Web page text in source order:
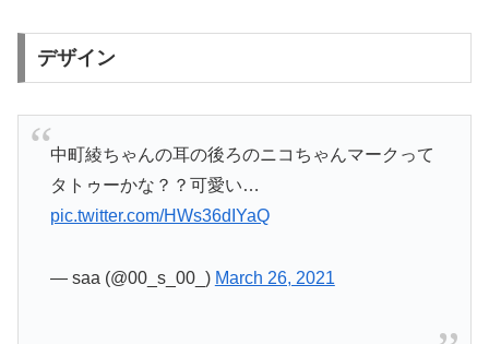
デザイン
中町綾ちゃんの耳の後ろのニコちゃんマークって
タトゥーかな？？可愛い…
pic.twitter.com/HWs36dIYaQ
— saa (@00_s_00_) March 26, 2021